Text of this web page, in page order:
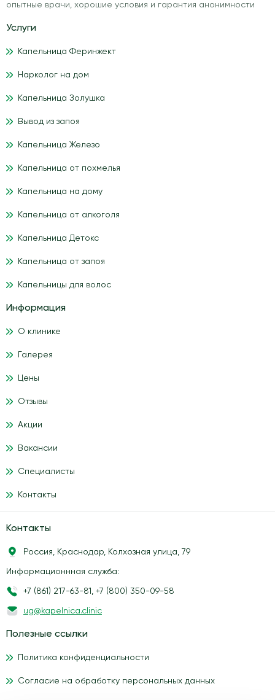
опытные врачи, хорошие условия и гарантия анонимности
Услуги
Капельница Феринжект
Нарколог на дом
Капельница Золушка
Вывод из запоя
Капельница Железо
Капельница от похмелья
Капельница на дому
Капельница от алкоголя
Капельница Детокс
Капельница от запоя
Капельницы для волос
Информация
О клинике
Галерея
Цены
Отзывы
Акции
Вакансии
Специалисты
Контакты
Контакты
Россия, Краснодар, Колхозная улица, 79
Информационнная служба:
+7 (861) 217-63-81 , +7 (800) 350-09-58
ug@kapelnica.clinic
Полезные ссылки
Политика конфиденциальности
Согласие на обработку персональных данных